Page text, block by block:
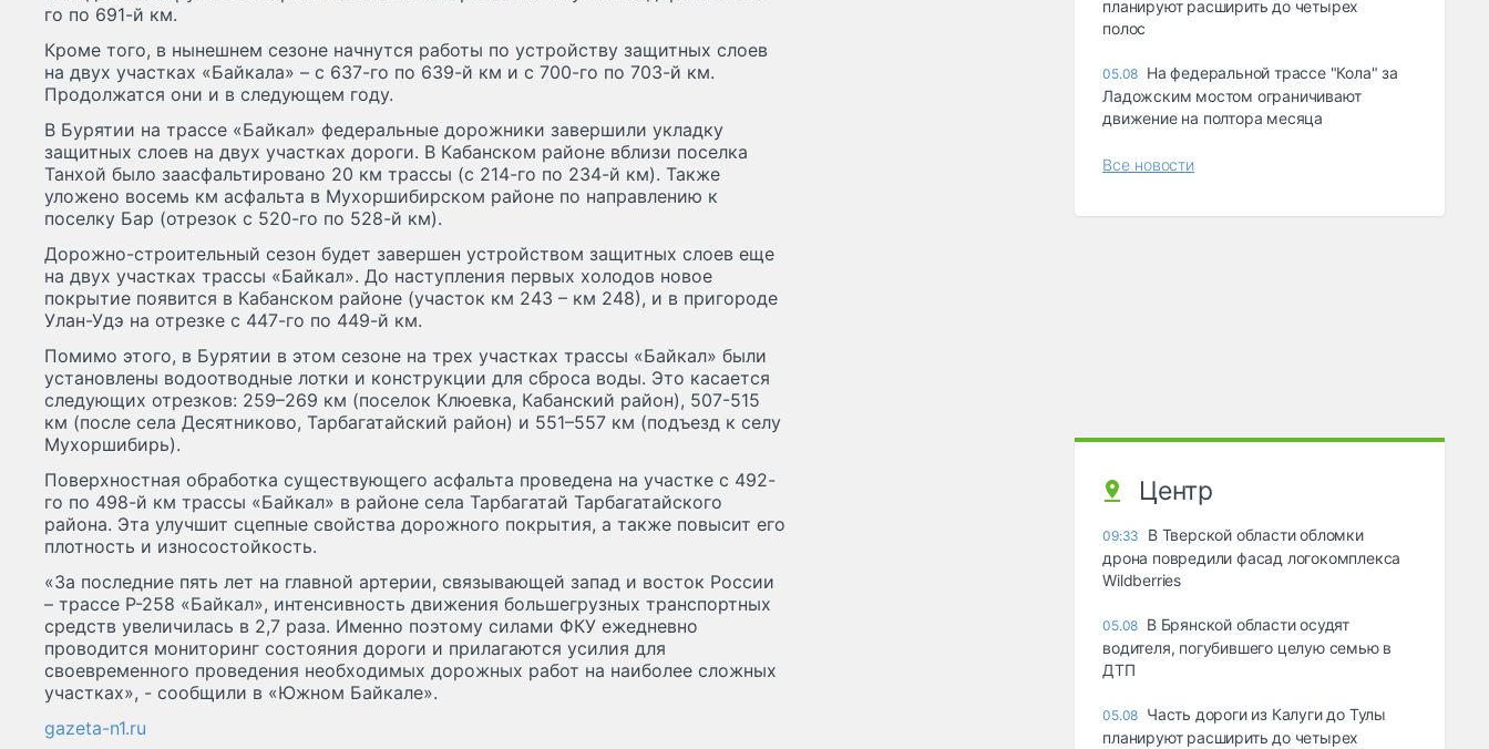
го по 691-й км.
Кроме того, в нынешнем сезоне начнутся работы по устройству защитных слоев
на двух участках «Байкала» – с 637-го по 639-й км и с 700-го по 703-й км.
Продолжатся они и в следующем году.
В Бурятии на трассе «Байкал» федеральные дорожники завершили укладку
защитных слоев на двух участках дороги. В Кабанском районе вблизи поселка
Танхой было заасфальтировано 20 км трассы (с 214-го по 234-й км). Также
уложено восемь км асфальта в Мухоршибирском районе по направлению к
поселку Бар (отрезок с 520-го по 528-й км).
Дорожно-строительный сезон будет завершен устройством защитных слоев еще
на двух участках трассы «Байкал». До наступления первых холодов новое
покрытие появится в Кабанском районе (участок км 243 – км 248), и в пригороде
Улан-Удэ на отрезке с 447-го по 449-й км.
Помимо этого, в Бурятии в этом сезоне на трех участках трассы «Байкал» были
установлены водоотводные лотки и конструкции для сброса воды. Это касается
следующих отрезков: 259–269 км (поселок Клюевка, Кабанский район), 507-515
км (после села Десятниково, Тарбагатайский район) и 551–557 км (подъезд к селу
Мухоршибирь).
Поверхностная обработка существующего асфальта проведена на участке с 492-
го по 498-й км трассы «Байкал» в районе села Тарбагатай Тарбагатайского
района. Эта улучшит сцепные свойства дорожного покрытия, а также повысит его
плотность и износостойкость.
«За последние пять лет на главной артерии, связывающей запад и восток России
– трассе Р-258 «Байкал», интенсивность движения большегрузных транспортных
средств увеличилась в 2,7 раза. Именно поэтому силами ФКУ ежедневно
проводится мониторинг состояния дороги и прилагаются усилия для
своевременного проведения необходимых дорожных работ на наиболее сложных
участках», - сообщили в «Южном Байкале».
gazeta-n1.ru
планируют расширить до четырех
полос
05.08 На федеральной трассе "Кола" за
Ладожским мостом ограничивают
движение на полтора месяца
Все новости
Центр
09:33
В Тверской области обломки
дрона повредили фасад логокомплекса
Wildberries
05.08 В Брянской области осудят
водителя, погубившего целую семью в
ДТП
05.08 Часть дороги из Калуги до Тулы
планируют расширить до четырех